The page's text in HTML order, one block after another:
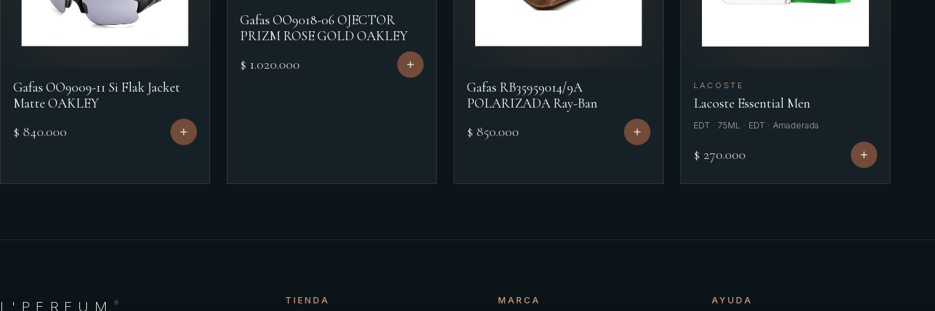
Gafas OO9009-11 Si Flak Jacket
Matte OAKLEY
$ 840.000
Gafas OO9018-06 OJECTOR
PRIZM ROSE GOLD OAKLEY
$ 1.020.000
Gafas RB35959014/9A
POLARIZADA Ray-Ban
$ 850.000
LACOSTE
Lacoste Essential Men
EDT · 75ML · EDT · Amaderada
$ 270.000
L'PERFUM ® TIENDA MARCA AYUDA